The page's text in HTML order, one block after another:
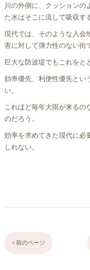
川の外側に、クッション
た水はそこに流して吸収す
現代では、そのような入会
害に対して弾力性のない街
巨大な防波堤でもこれをと
効率優先、利便性優先とい
い。
これほど毎年大雨が来るの
のだろう。
効率を求めてきた現代に必
しれない。
< 前のページ